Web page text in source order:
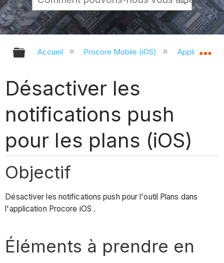
Développer/réduire la hiérarchie
Accueil Procore Mobile (iOS) Application
Désactiver les
notifications push
pour les plans (iOS)
Objectif
Désactiver les notifications push pour l'outil Plans dans
l'application Procore iOS .
Éléments à prendre en